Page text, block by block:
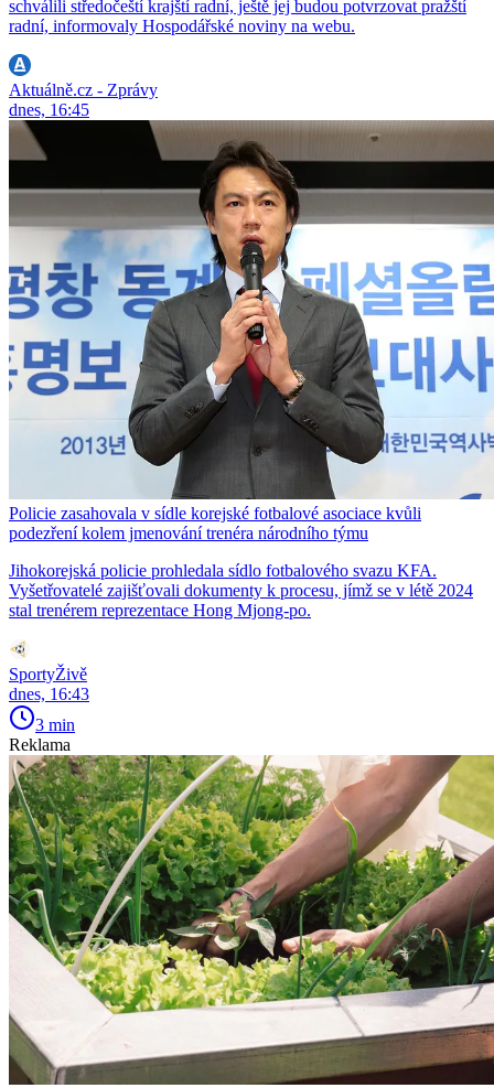
schválili středočeští krajští radní, ještě jej budou potvrzovat pražští
radní, informovaly Hospodářské noviny na webu.
Aktuálně.cz - Zprávy
dnes, 16:45
Policie zasahovala v sídle korejské fotbalové asociace kvůli
podezření kolem jmenování trenéra národního týmu
Jihokorejská policie prohledala sídlo fotbalového svazu KFA.
Vyšetřovatelé zajišťovali dokumenty k procesu, jímž se v létě 2024
stal trenérem reprezentace Hong Mjong-po.
SportyŽivě
dnes, 16:43
3 min
Reklama